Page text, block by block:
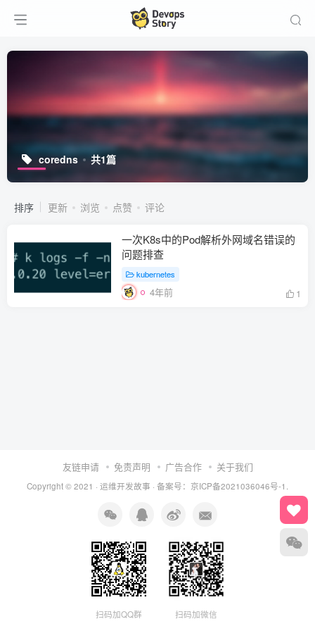
coredns 共1篇
排序 更新 浏览 点赞 评论
一次K8s中的Pod解析外网域名错误的
问题排查
kubernetes
4年前 1
友链申请 免责声明 广告合作 关于我们
Copyright © 2021 · 运维开发故事 · 备案号：京ICP备2021036046号-1.
扫码加QQ群 扫码加微信